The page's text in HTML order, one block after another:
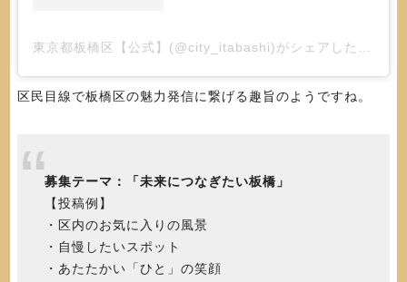
東京都板橋区【公式】(@city_itabashi)がシェアした投稿
区民目線で板橋区の魅力発信に繋げる趣旨のようですね。
募集テーマ：「未来につなぎたい板橋」
【投稿例】
・区内のお気に入りの風景
・自慢したいスポット
・あたたかい「ひと」の笑顔